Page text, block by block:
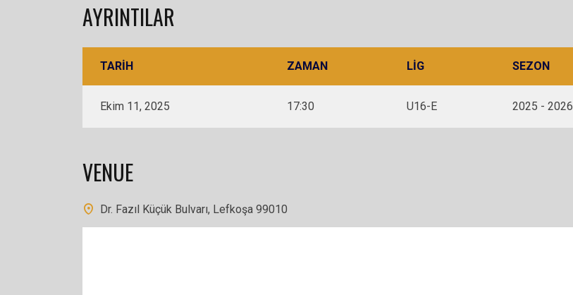
AYRINTILAR
TARIH ZAMAN LIG SEZON
Ekim 11, 2025 17:30 U16-E 2025 - 2026
VENUE
Dr. Fazıl Küçük Bulvarı, Lefkoşa 99010